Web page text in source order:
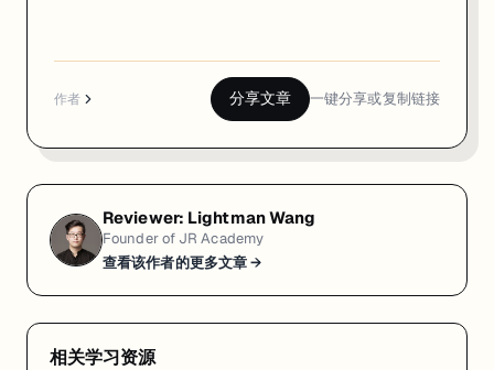
作者 分享文章 一键分享或复制链接
Reviewer: Lightman Wang
Founder of JR Academy
查看该作者的更多文章 →
相关学习资源